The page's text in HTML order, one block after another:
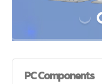
PCComponents